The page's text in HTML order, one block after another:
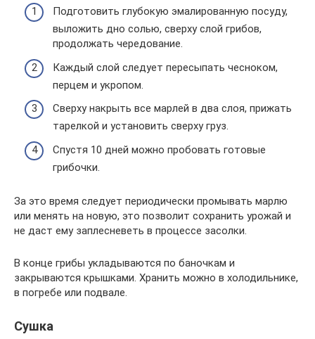
Подготовить глубокую эмалированную посуду,
выложить дно солью, сверху слой грибов,
продолжать чередование.
Каждый слой следует пересыпать чесноком,
перцем и укропом.
Сверху накрыть все марлей в два слоя, прижать
тарелкой и установить сверху груз.
Спустя 10 дней можно пробовать готовые
грибочки.
За это время следует периодически промывать марлю
или менять на новую, это позволит сохранить урожай и
не даст ему заплесневеть в процессе засолки.
В конце грибы укладываются по баночкам и
закрываются крышками. Хранить можно в холодильнике,
в погребе или подвале.
Сушка